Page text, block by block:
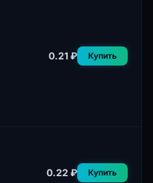
0.21 ₽ Купить
0.22 ₽ Купить